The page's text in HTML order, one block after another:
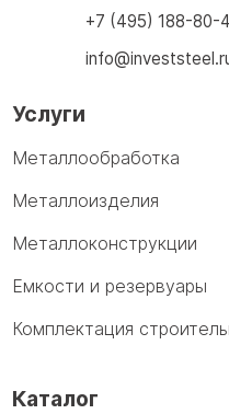
+7 (495) 188-80-
Услуги
Металлообработка
Металлоизделия
Металлоконструкции
Емкости и резервуары
Комплектация
Каталог